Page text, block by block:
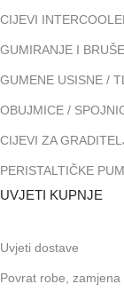
CIJEVI
GUMIRANJE I
GUMENE USISNE /
OBUJMICE /
CIJEVI ZA
PERISTALTIČKE
UVJETI KUPNJE
Uvjeti dostave
Povrat robe, zamjena